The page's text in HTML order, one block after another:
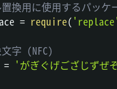
換用に使用するパッケ
= require( 'replace'
字 (NFC)
= 'がぎぐげござじずぜ